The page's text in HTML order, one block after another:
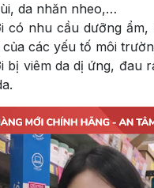
da nhăn nheo,…
có nhu cầu dưỡng ẩm,
các yếu tố môi
bị viêm da dị ứng, đau